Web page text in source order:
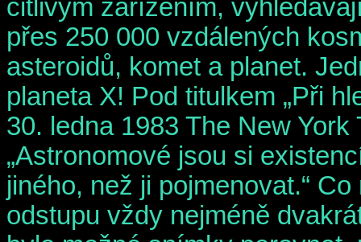
citlivým zařízením,
přes 250 000 vzdálených
asteroidů, komet a planet.
planeta X! Pod titulkem „Při
30. ledna 1983 The New
„Astronomové jsou si
jiného, než ji pojmenovat.“
odstupu vždy nejméně